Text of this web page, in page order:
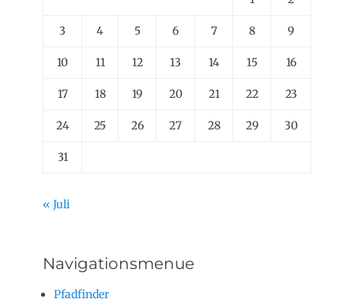
3 4 5 6 7 8 9
10 11 12 13 14 15 16
17 18 19 20 21 22 23
24 25 26 27 28 29 30
31
« Juli
Navigationsmenue
Pfadfinder